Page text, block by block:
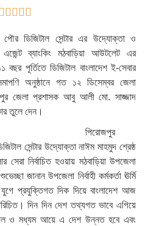
    
পৌর ডিজিটাল সেন্টার এর উদ্যোক্তা ও
ব্যাংকিং মঠবাড়িয়া আউটলেট এর
বছর পূর্তিতে ডিজিটাল বাংলাদেশ ই-সেবার
অনুষ্ঠানে গত ১২ ডিসেম্বর জেলা
জেলা প্রশাসক আবু আলী মো. সাজ্জাদ
তুলে দেন।
পিরোজপুর
সেন্টার উদ্যোক্তা নাঈম মাহমুদ শ্রেষ্ঠ
নির্বাচিত হওয়ায় মঠবাড়িয়া উপজেলা
জানান উপজেলা নির্বাহী কর্মকর্তা ঊর্মি
প্রযুক্তিগত দিক দিয়ে বাংলাদেশ আজ
দিন দিন দেশ তথ্যগত ভাবে এগিয়ে
ও মধ্যম আয়ে এ দেশ উন্নত হবে এবং